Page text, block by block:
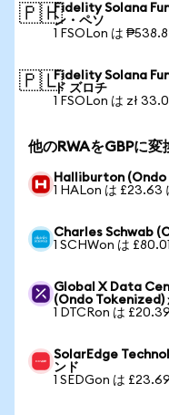
🇵🇭Fidelity Solana
ン・ペソ
1 FSOLon は
🇵🇱Fidelity Solana
ド ズロチ
1 FSOLon は zł
他のRWAをGBPに変
Halliburton (Ondo
1 HALon は £23.63
Charles Schwab
1 SCHWon は
Global X Data
(Ondo Tokenized)
1 DTCRon は
SolarEdge
ンド
1 SEDGon は